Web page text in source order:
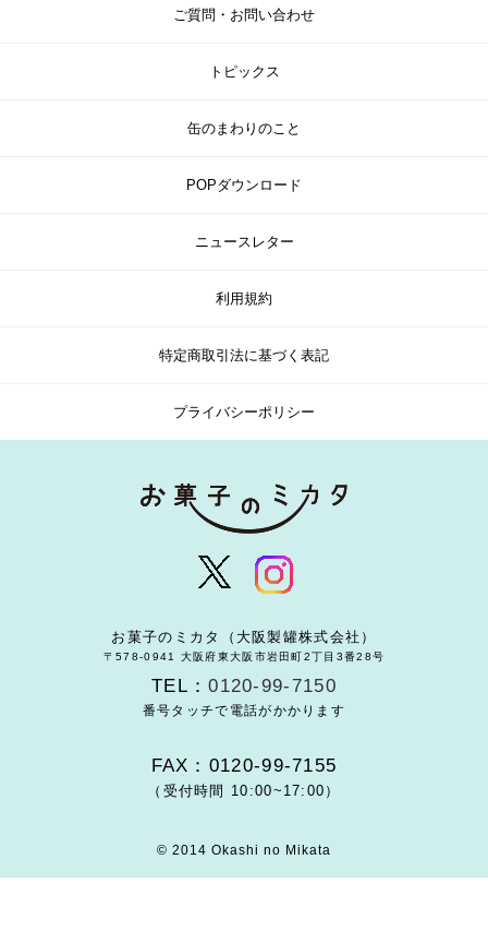
ご質問・お問い合わせ
トピックス
缶のまわりのこと
POPダウンロード
ニュースレター
利用規約
特定商取引法に基づく表記
プライバシーポリシー
お菓子のミカタ（大阪製罐株式会社）
〒578-0941 大阪府東大阪市岩田町2丁目3番28号
TEL：0120-99-7150
番号タッチで電話がかかります
FAX：0120-99-7155
（受付時間 10:00~17:00）
© 2014 Okashi no Mikata